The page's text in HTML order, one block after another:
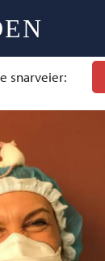
snarveier: